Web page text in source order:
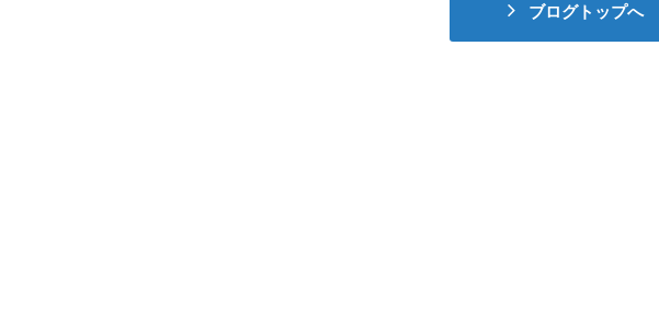
ブログトップへ